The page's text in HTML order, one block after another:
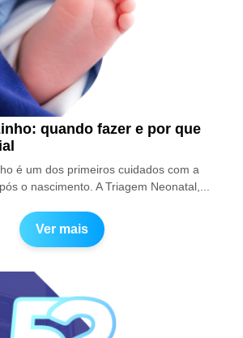
quando fazer e por que
é um dos primeiros cuidados com a
o nascimento. A Triagem Neonatal,...
Ver mais